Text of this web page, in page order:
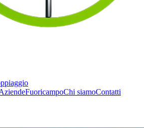
FuoricampoChi siamoContatti